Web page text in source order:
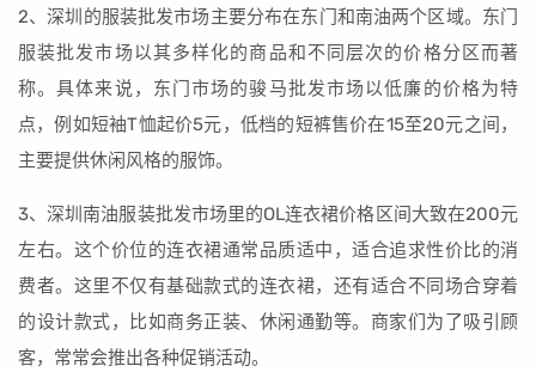
2、深圳的服装批发市场主要分布在东门和南油两个区域。东门
服装批发市场以其多样化的商品和不同层次的价格分区而著
称。具体来说，东门市场的骏马批发市场以低廉的价格为特
点，例如短袖T恤起价5元，低档的短裤售价在15至20元之间，
主要提供休闲风格的服饰。
3、深圳南油服装批发市场里的OL连衣裙价格区间大致在200元
左右。这个价位的连衣裙通常品质适中，适合追求性价比的消
费者。这里不仅有基础款式的连衣裙，还有适合不同场合穿着
的设计款式，比如商务正装、休闲通勤等。商家们为了吸引顾
客，常常会推出各种促销活动。